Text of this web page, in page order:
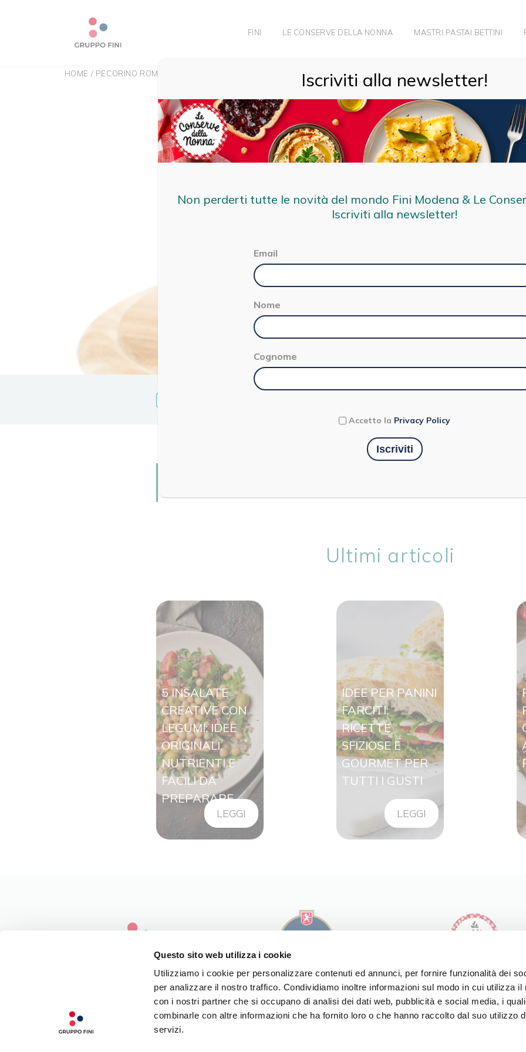
Questo sito web utilizza i cookie
Utilizziamo i cookie per personalizzare contenuti ed annunci, per fornire funzionalità dei
per analizzare il nostro traffico. Condividiamo inoltre informazioni sul modo in cui utilizza il
con i nostri partner che si occupano di analisi dei dati web, pubblicità e social media, i
combinarle con altre informazioni che ha fornito loro o che hanno raccolto dal suo utilizzo
servizi.
FINI LE CONSERVE DELLA NONNA MASTRI PASTAI BETTINI
HOME / PECORINO ROMANO
Ultimi articoli
5 INSALATE
CREATIVE CON
LEGUMI: IDEE
ORIGINALI,
NUTRIENTI E
FACILI DA
PREPARARE
LEGGI
IDEE PER PANINI
FARCITI:
RICETTE
SFIZIOSE E
GOURMET PER
TUTTI I GUSTI
LEGGI
LA NOSTRA FILOSOFIA
CONTATTI
I NOSTRI PRODOTTI
LE NOSTRE RICETTE
LA NOSTRA STORIA
I NOSTRI PRODOTTI
LE NOSTRE RICETTE
LA NOSTRA STORIA
Iscriviti alla newsletter!
Non perderti tutte le novità del mondo Fini Modena & Le
Iscriviti alla newsletter!
Email
Nome
Cognome
Accetto la Privacy Policy